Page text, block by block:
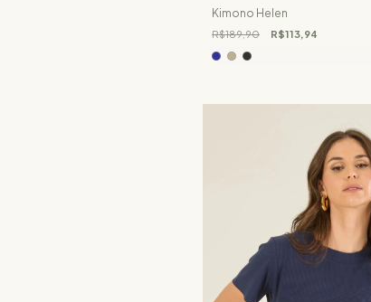
Kimono Helen
R$189,90 R$113,94